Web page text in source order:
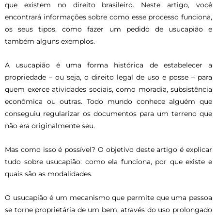
que existem no direito brasileiro. Neste artigo, você
encontrará informações sobre como esse processo funciona,
os seus tipos, como fazer um pedido de usucapião e
também alguns exemplos.
A usucapião é uma forma histórica de estabelecer a
propriedade – ou seja, o direito legal de uso e posse – para
quem exerce atividades sociais, como moradia, subsistência
econômica ou outras. Todo mundo conhece alguém que
conseguiu regularizar os documentos para um terreno que
não era originalmente seu.
Mas como isso é possível? O objetivo deste artigo é explicar
tudo sobre usucapião: como ela funciona, por que existe e
quais são as modalidades.
O usucapião é um mecanismo que permite que uma pessoa
se torne proprietária de um bem, através do uso prolongado